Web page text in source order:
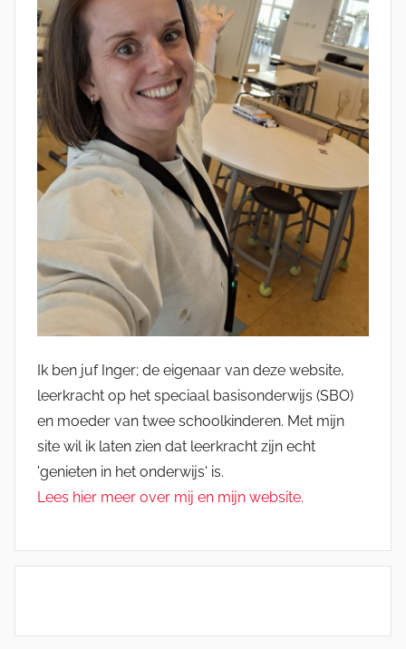
Ik ben juf Inger; de eigenaar van deze website,
leerkracht op het speciaal basisonderwijs (SBO)
en moeder van twee schoolkinderen. Met mijn
site wil ik laten zien dat leerkracht zijn echt
'genieten in het onderwijs' is.
Lees hier meer over mij en mijn website.